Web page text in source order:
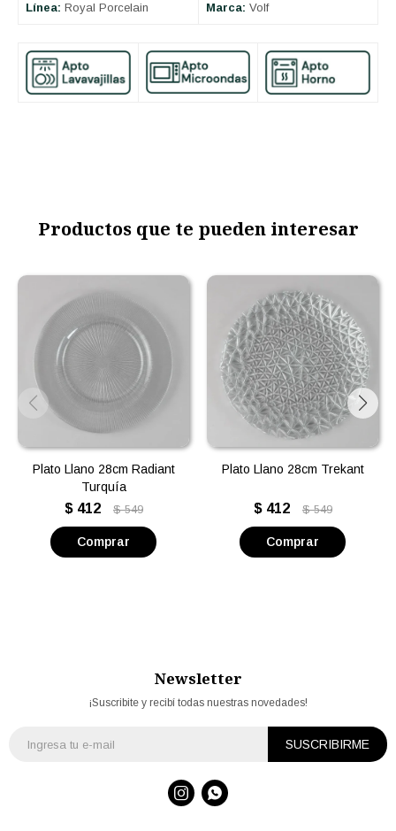
Línea: Royal Porcelain Marca: Volf
Productos que te pueden interesar
Plato Llano 28cm Radiant
Turquía
$ 412 $ 549
Plato Llano 28cm Trekant
$ 412 $ 549
Newsletter
¡Suscribite y recibí todas nuestras novedades!
SUSCRIBIRME
 